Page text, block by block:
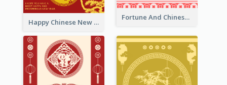
Fortune And Chinese New Year Greeting Card
Happy Chinese New Year Greeting Card With Circle illustrations